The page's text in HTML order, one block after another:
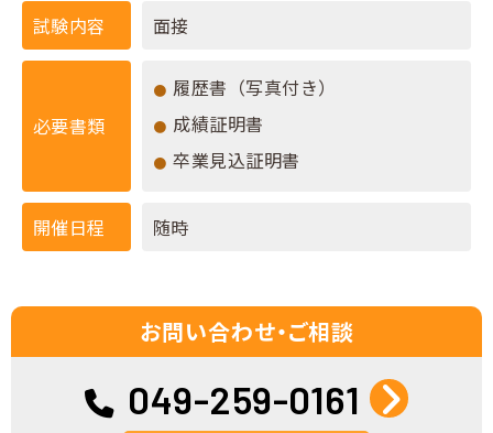
試験内容 面接
必要書類
履歴書（写真付き）
成績証明書
卒業見込証明書
開催日程 随時
お問い合わせ・ご相談
049-259-0161